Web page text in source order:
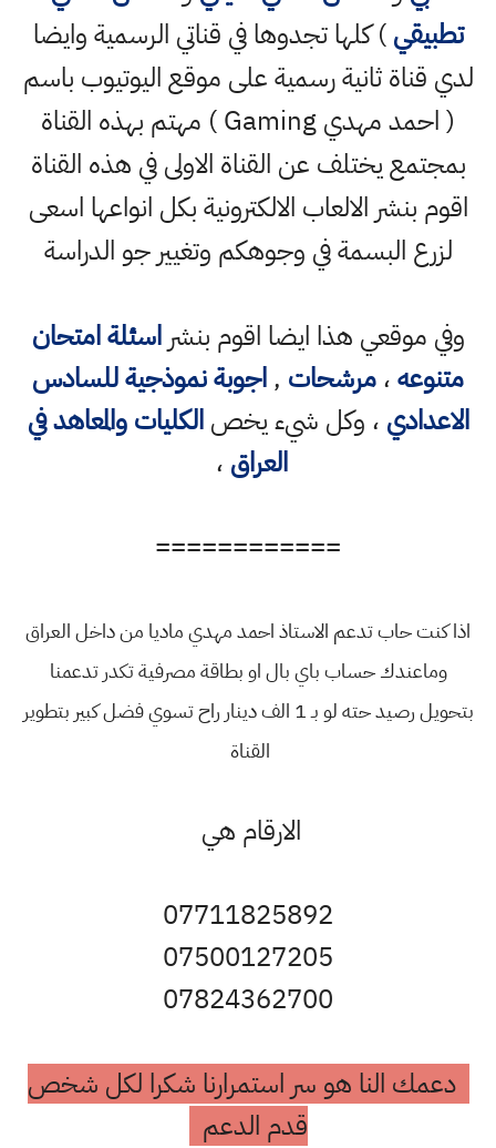
تطبيقي) كلها تجدوها في قناتي الرسمية وايضا
لدي قناة ثانية رسمية على موقع اليوتيوب باسم
( احمد مهدي Gaming ) مهتم بهذه القناة
بمجتمع يختلف عن القناة الاولى في هذه القناة
اقوم بنشر الالعاب الالكترونية بكل انواعها اسعى
لزرع البسمة في وجوهكم وتغيير جو الدراسة
وفي موقعي هذا ايضا اقوم بنشراسئلة امتحان
متنوعه،مرشحات ,اجوبة نموذجية للسادس
الاعدادي ، وكل شيء يخصالكليات والمعاهد في
العراق ،
============
اذا كنت حاب تدعم الاستاذ احمد مهدي ماديا من داخل العراق
وماعندك حساب باي بال او بطاقة مصرفية تكدر تدعمنا
بتحويل رصيد حته لو بـ 1 الف دينار راح تسوي فضل كبير بتطوير
القناة
الارقام هي
07711825892
07500127205
07824362700
دعمك النا هو سر استمرارنا شكرا لكل شخص
قدم الدعم